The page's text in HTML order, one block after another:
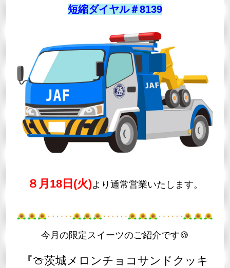
短縮ダイヤル＃8139
８月18日(火)より通常営業いたします。
今月の限定スイーツのご紹介です🍪
『🍈茨城メロンチョコサンドクッキ